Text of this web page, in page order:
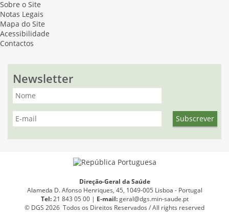
Sobre o Site
Notas Legais
Mapa do Site
Acessibilidade
Contactos
Newsletter
Direção-Geral da Saúde
Alameda D. Afonso Henriques, 45, 1049-005 Lisboa - Portugal
Tel:21 843 05 00 | E-mail: geral@dgs.min-saude.pt
© DGS 2026 Todos os Direitos Reservados / All rights reserved